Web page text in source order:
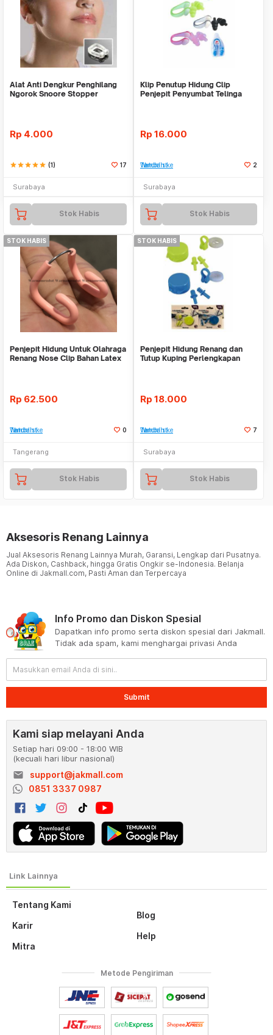
Alat Anti Dengkur Penghilang
Ngorok Snoore Stopper
Rp 4.000
starstarstarstarstar (1) 17
Surabaya
Stok Habis
Klip Penutup Hidung Clip
Penjepit Penyumbat Telinga
Rp 16.000
Tambah ke Watchlist 2
Surabaya
Stok Habis
STOK HABIS
Penjepit Hidung Untuk Olahraga
Renang Nose Clip Bahan Latex
Rp 62.500
Tambah ke Watchlist 0
Tangerang
Stok Habis
STOK HABIS
Penjepit Hidung Renang dan
Tutup Kuping Perlengkapan
Rp 18.000
Tambah ke Watchlist 7
Surabaya
Stok Habis
Aksesoris Renang Lainnya
Jual Aksesoris Renang Lainnya Murah, Garansi, Lengkap dari Pusatnya.
Ada Diskon, Cashback, hingga Gratis Ongkir se-Indonesia. Belanja
Online di Jakmall.com, Pasti Aman dan Terpercaya
Tentang Kami
Karir
Mitra
Blog
Help
Info Promo dan Diskon Spesial
Dapatkan info promo serta diskon spesial dari Jakmall.
Tidak ada spam, kami menghargai privasi Anda
Submit
Kami siap melayani Anda
Setiap hari 09:00 - 18:00 WIB
(kecuali hari libur nasional)
email
support@jakmall.com
0851 3337 0987
Metode Pengiriman